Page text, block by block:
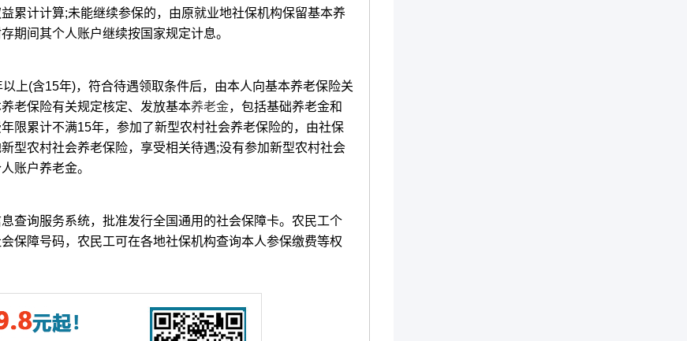
累计计算;未能继续参保的，由原就业地社保机构保留基本养
期间其个人账户继续按国家规定计息。
(含15年)，符合待遇领取条件后，由本人向基本养老保险关
老保险有关规定核定、发放基本养老金，包括基础养老金和
限累计不满15年，参加了新型农村社会养老保险的，由社保
型农村社会养老保险，享受相关待遇;没有参加新型农村社会
账户养老金。
询服务系统，批准发行全国通用的社会保障卡。农民工个
保障号码，农民工可在各地社保机构查询本人参保缴费等权